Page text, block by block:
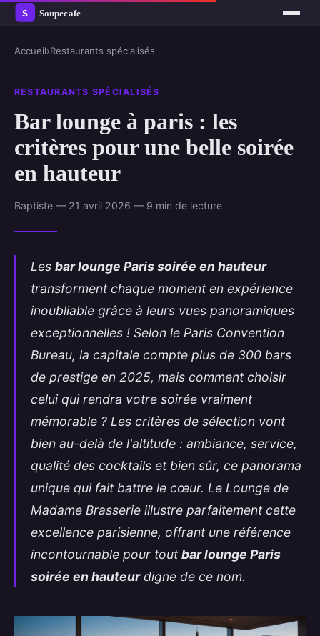
Accueil›Restaurants spécialisés
RESTAURANTS SPÉCIALISÉS
Bar lounge à paris : les
critères pour une belle soirée
en hauteur
Baptiste — 21 avril 2026 — 9 min de lecture
Les bar lounge Paris soirée en hauteur
transforment chaque moment en expérience
inoubliable grâce à leurs vues panoramiques
exceptionnelles ! Selon le Paris Convention
Bureau, la capitale compte plus de 300 bars
de prestige en 2025, mais comment choisir
celui qui rendra votre soirée vraiment
mémorable ? Les critères de sélection vont
bien au-delà de l'altitude : ambiance, service,
qualité des cocktails et bien sûr, ce panorama
unique qui fait battre le cœur. Le Lounge de
Madame Brasserie illustre parfaitement cette
excellence parisienne, offrant une référence
incontournable pour toutbar lounge Paris
soirée en hauteurdigne de ce nom.